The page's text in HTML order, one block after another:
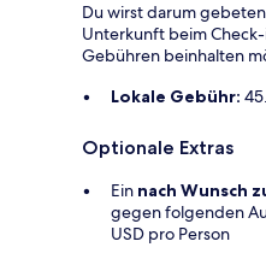
Du wirst darum
Unterkunft beim
Gebühren beinhalten
Lokale Gebühr:
Optionale Extras
Ein nach Wunsch
gegen folgenden
USD pro Person